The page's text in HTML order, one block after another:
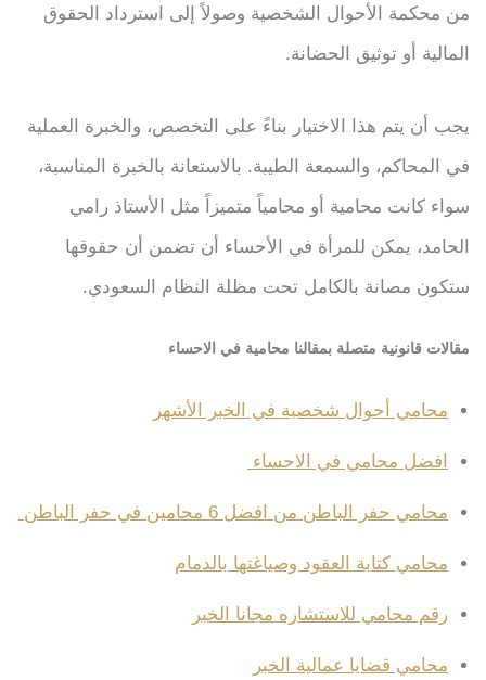
من محكمة الأحوال الشخصية وصولاً إلى استرداد الحقوق
المالية أو توثيق الحضانة.
يجب أن يتم هذا الاختيار بناءً على التخصص، والخبرة العملية
في المحاكم، والسمعة الطيبة. بالاستعانة بالخبرة المناسبة،
سواء كانت محامية أو محامياً متميزاً مثل الأستاذ رامي
الحامد، يمكن للمرأة في الأحساء أن تضمن أن حقوقها
ستكون مصانة بالكامل تحت مظلة النظام السعودي.
مقالات قانونية متصلة بمقالنا محامية في الاحساء
محامي أحوال شخصية في الخبر الأشهر
افضل محامي في الاحساء
محامي حفر الباطن من افضل 6 محامين في حفر الباطن
محامي كتابة العقود وصياغتها بالدمام
رقم محامي للاستشاره مجانا الخبر
محامي قضايا عمالية الخبر